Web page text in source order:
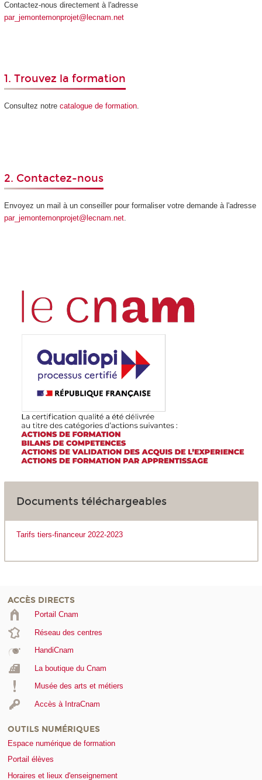
Contactez-nous directement à l'adresse
par_jemontemonprojet@lecnam.net
1. Trouvez la formation
Consultez notre catalogue de formation.
2. Contactez-nous
Envoyez un mail à un conseiller pour formaliser votre demande à l'adresse
par_jemontemonprojet@lecnam.net.
Documents téléchargeables
Tarifs tiers-financeur 2022-2023
ACCÈS DIRECTS
Portail Cnam
Réseau des centres
HandiCnam
La boutique du Cnam
Musée des arts et métiers
Accès à IntraCnam
OUTILS NUMÉRIQUES
Espace numérique de formation
Portail élèves
Horaires et lieux d'enseignement